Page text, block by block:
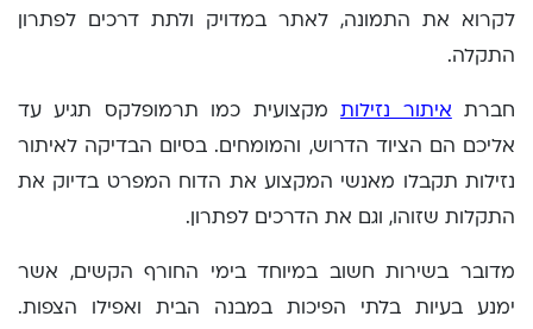
לקרוא את התמונה, לאתר במדויק ולתת דרכים לפתרון
התקלה.
חברת איתור נזילותמקצועית כמו תרמופלקס תגיע עד
אליכם הם הציוד הדרוש, והמומחים. בסיום הבדיקה לאיתור
נזילות תקבלו מאנשי המקצוע את הדוח המפרט בדיוק את
התקלות שזוהו, וגם את הדרכים לפתרון.
מדובר בשירות חשוב במיוחד בימי החורף הקשים, אשר
ימנע בעיות בלתי הפיכות במבנה הבית ואפילו הצפות.